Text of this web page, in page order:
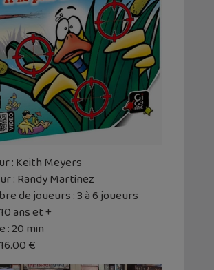
: Keith Meyers
: Randy Martinez
de joueurs : 3 à 6 joueurs
ans et +
: 20 min
€